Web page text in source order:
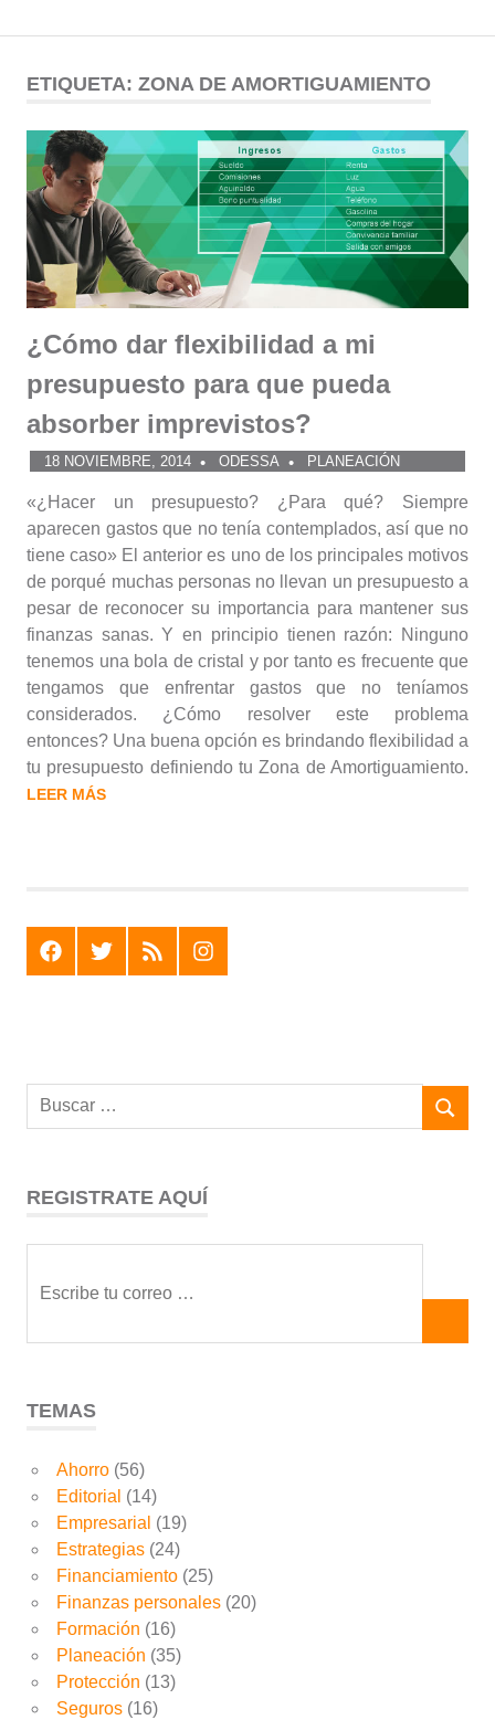
contenido
Comunidad
ODESSA
ETIQUETA: ZONA DE AMORTIGUAMIENTO
¿Cómo dar flexibilidad a mi
presupuesto para que pueda
absorber imprevistos?
18 NOVIEMBRE, 2014 ODESSA PLANEACIÓN
«¿Hacer un presupuesto? ¿Para qué? Siempre
aparecen gastos que no tenía contemplados, así que no
tiene caso» El anterior es uno de los principales motivos
de porqué muchas personas no llevan un presupuesto a
pesar de reconocer su importancia para mantener sus
finanzas sanas. Y en principio tienen razón: Ninguno
tenemos una bola de cristal y por tanto es frecuente que
tengamos que enfrentar gastos que no teníamos
considerados. ¿Cómo resolver este problema
entonces? Una buena opción es brindando flexibilidad a
tu presupuesto definiendo tu Zona de Amortiguamiento.
LEER MÁS
F T R I
REGISTRATE AQUÍ
TEMAS
Ahorro(56)
Editorial (14)
Empresarial (19)
Estrategias(24)
Financiamiento(25)
Finanzas personales(20)
Formación (16)
Planeación (35)
Protección (13)
Seguros(16)